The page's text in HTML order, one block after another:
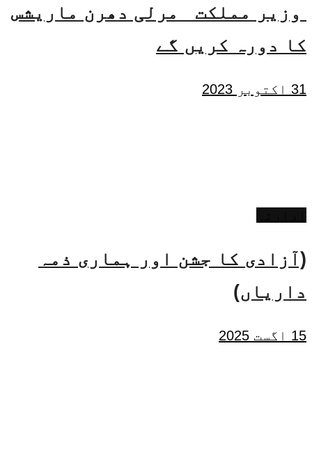
وزیر مملکت مرلی دھرن ماریشس
کا دورہ کریں گے
31 اکتوبر 2023
(آزادی کا جشن اور ہماری ذمہ
داریاں)
15 اگست 2025